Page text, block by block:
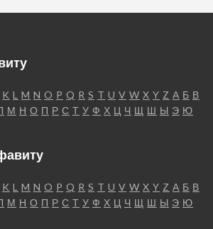
K L M N O P Q R S T U V W X Y Z А Б В
М Н О П Р С Т У Ф Х Ц Ч Щ Ш Ы Э Ю
K L M N O P Q R S T U V W X Y Z А Б В
М Н О П Р С Т У Ф Х Ц Ч Щ Ш Ы Э Ю